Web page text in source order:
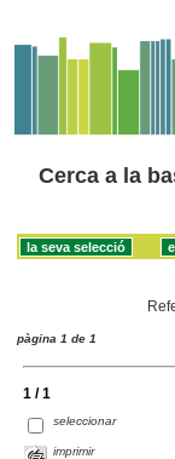
Cerca a la
pàgina 1 de 1
1 / 1
seleccionar
imprimir